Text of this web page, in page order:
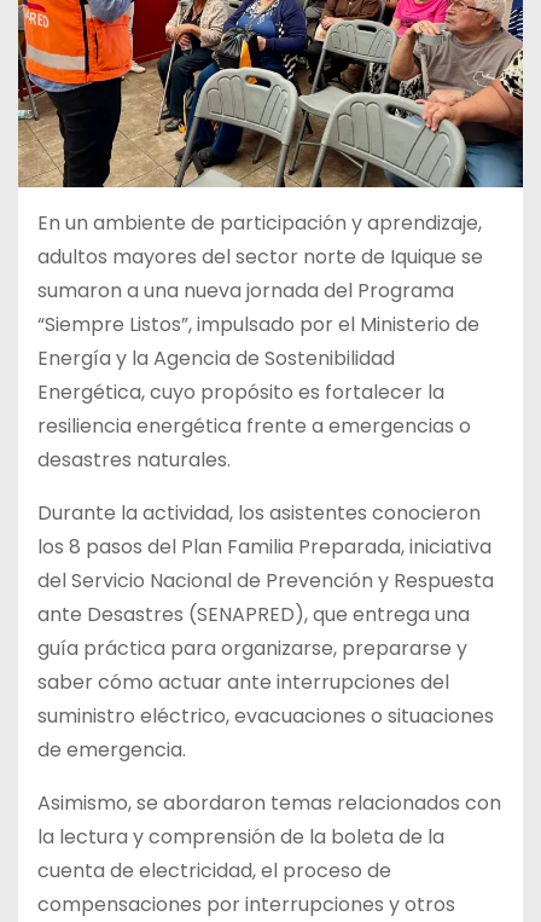
En un ambiente de participación y aprendizaje,
adultos mayores del sector norte de Iquique se
sumaron a una nueva jornada del Programa
“Siempre Listos”, impulsado por el Ministerio de
Energía y la Agencia de Sostenibilidad
Energética, cuyo propósito es fortalecer la
resiliencia energética frente a emergencias o
desastres naturales.
Durante la actividad, los asistentes conocieron
los 8 pasos del Plan Familia Preparada, iniciativa
del Servicio Nacional de Prevención y Respuesta
ante Desastres (SENAPRED), que entrega una
guía práctica para organizarse, prepararse y
saber cómo actuar ante interrupciones del
suministro eléctrico, evacuaciones o situaciones
de emergencia.
Asimismo, se abordaron temas relacionados con
la lectura y comprensión de la boleta de la
cuenta de electricidad, el proceso de
compensaciones por interrupciones y otros